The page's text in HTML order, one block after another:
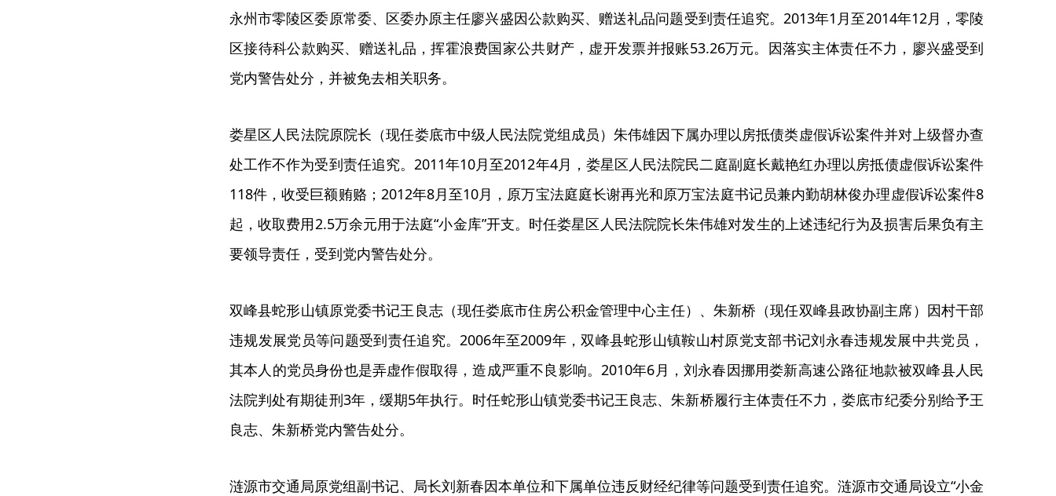
永州市零陵区委原常委、区委办原主任廖兴盛因公款购买、赠送礼品问题受到责任追究。2013年1月至2014年12月，零陵
区接待科公款购买、赠送礼品，挥霍浪费国家公共财产，虚开发票并报账53.26万元。因落实主体责任不力，廖兴盛受到
党内警告处分，并被免去相关职务。
娄星区人民法院原院长（现任娄底市中级人民法院党组成员）朱伟雄因下属办理以房抵债类虚假诉讼案件并对上级督办查
处工作不作为受到责任追究。2011年10月至2012年4月，娄星区人民法院民二庭副庭长戴艳红办理以房抵债虚假诉讼案件
118件，收受巨额贿赂；2012年8月至10月，原万宝法庭庭长谢再光和原万宝法庭书记员兼内勤胡林俊办理虚假诉讼案件8
起，收取费用2.5万余元用于法庭“小金库”开支。时任娄星区人民法院院长朱伟雄对发生的上述违纪行为及损害后果负有主
要领导责任，受到党内警告处分。
双峰县蛇形山镇原党委书记王良志（现任娄底市住房公积金管理中心主任）、朱新桥（现任双峰县政协副主席）因村干部
违规发展党员等问题受到责任追究。2006年至2009年，双峰县蛇形山镇鞍山村原党支部书记刘永春违规发展中共党员，
其本人的党员身份也是弄虚作假取得，造成严重不良影响。2010年6月，刘永春因挪用娄新高速公路征地款被双峰县人民
法院判处有期徒刑3年，缓期5年执行。时任蛇形山镇党委书记王良志、朱新桥履行主体责任不力，娄底市纪委分别给予王
良志、朱新桥党内警告处分。
涟源市交通局原党组副书记、局长刘新春因本单位和下属单位违反财经纪律等问题受到责任追究。涟源市交通局设立“小金